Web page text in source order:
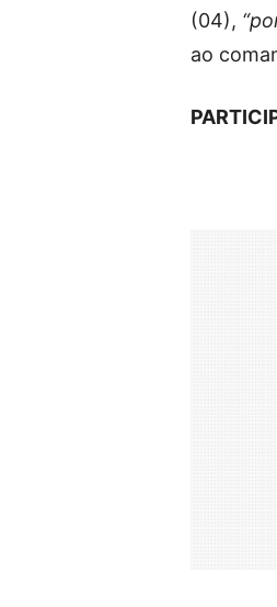
(04),
ao